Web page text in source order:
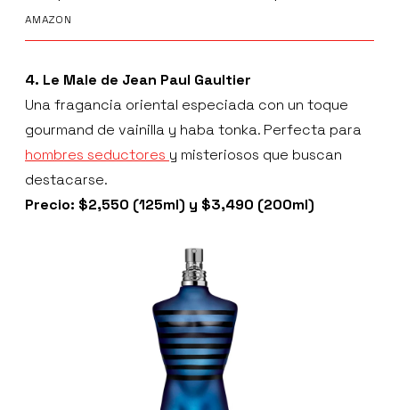
AMAZON
4. Le Male de Jean Paul Gaultier
Una fragancia oriental especiada con un toque
gourmand de vainilla y haba tonka. Perfecta para
hombres seductores y misteriosos que buscan
destacarse.
Precio: $2,550 (125ml) y $3,490 (200ml)